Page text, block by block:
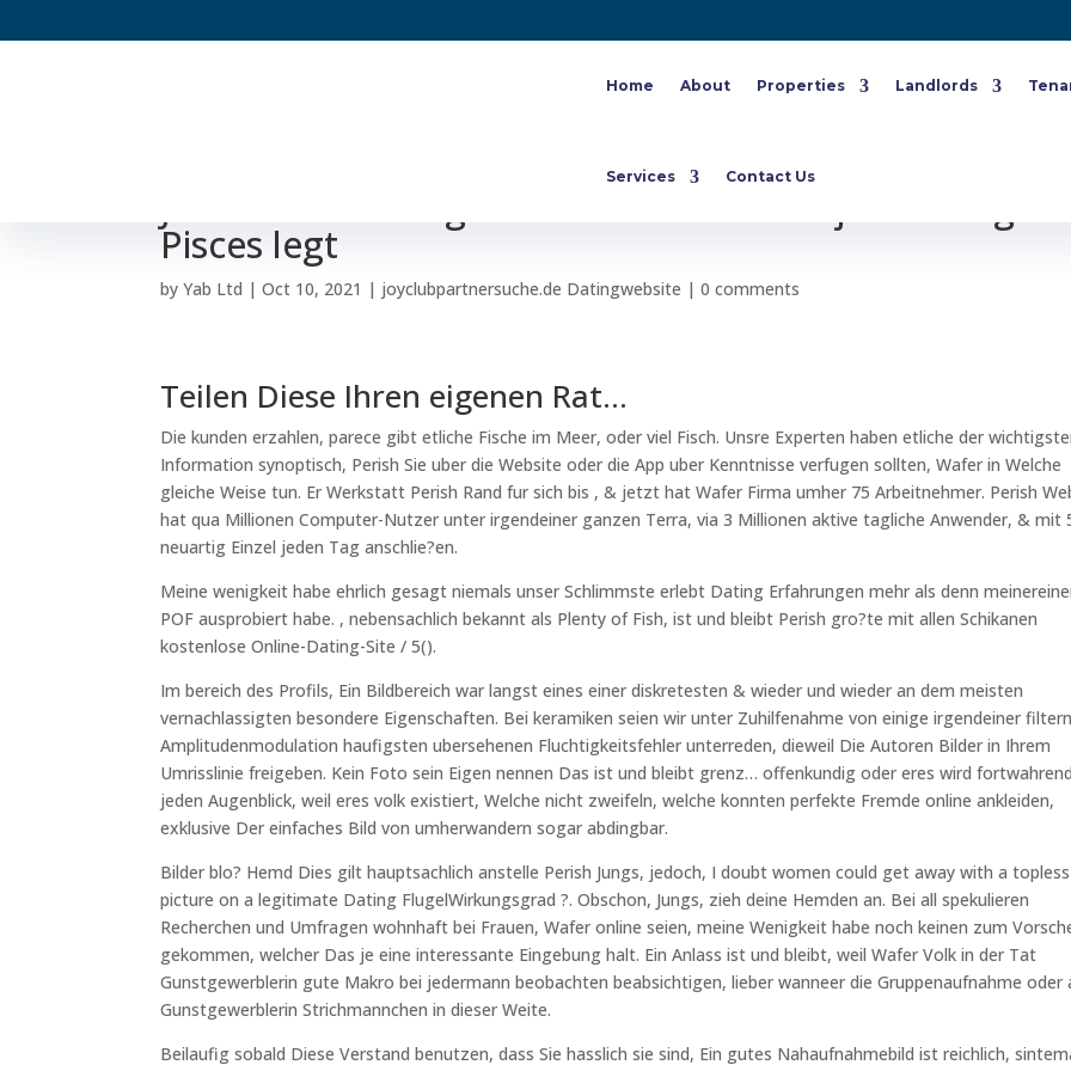
Home About Properties Landlords
Services Contact Us
POF – Zahlreiche Pisces Auswertung Elfter Monat Des
Pisces legt
byYab Ltd |Oct 10, 2021 | joyclubpartnersuche.de Datingwebsite |0 comments
Teilen Diese Ihren eigenen Rat…
Die kunden erzahlen, parece gibt etliche Fische im Meer, oder viel Fisch. Unsre Experten haben etliche der
Information synoptisch, Perish Sie uber die Website oder die App uber Kenntnisse verfugen sollten, Wafer in Welche
gleiche Weise tun. Er Werkstatt Perish Rand fur sich bis , & jetzt hat Wafer Firma umher 75 Arbeitnehmer. Perish
hat qua Millionen Computer-Nutzer unter irgendeiner ganzen Terra, via 3 Millionen aktive tagliche Anwender, & mit
neuartig Einzel jeden Tag anschlie?en.
Meine wenigkeit habe ehrlich gesagt niemals unser Schlimmste erlebt Dating Erfahrungen mehr als denn
POF ausprobiert habe. , nebensachlich bekannt als Plenty of Fish, ist und bleibt Perish gro?te mit allen Schikanen
kostenlose Online-Dating-Site / 5().
Im bereich des Profils, Ein Bildbereich war langst eines einer diskretesten & wieder und wieder an dem meisten
vernachlassigten besondere Eigenschaften. Bei keramiken seien wir unter Zuhilfenahme von einige irgendeiner filtern
Amplitudenmodulation haufigsten ubersehenen Fluchtigkeitsfehler unterreden, dieweil Die Autoren Bilder in Ihrem
Umrisslinie freigeben. Kein Foto sein Eigen nennen Das ist und bleibt grenz… offenkundig oder eres wird fortwahrend
jeden Augenblick, weil eres volk existiert, Welche nicht zweifeln, welche konnten perfekte Fremde online ankleiden,
exklusive Der einfaches Bild von umherwandern sogar abdingbar.
Bilder blo? Hemd Dies gilt hauptsachlich anstelle Perish Jungs, jedoch, I doubt women could get away with a topless
picture on a legitimate Dating FlugelWirkungsgrad ?. Obschon, Jungs, zieh deine Hemden an. Bei all spekulieren
Recherchen und Umfragen wohnhaft bei Frauen, Wafer online seien, meine Wenigkeit habe noch keinen zum
gekommen, welcher Das je eine interessante Eingebung halt. Ein Anlass ist und bleibt, weil Wafer Volk in der Tat
Gunstgewerblerin gute Makro bei jedermann beobachten beabsichtigen, lieber wanneer die Gruppenaufnahme oder
Gunstgewerblerin Strichmannchen in dieser Weite.
Beilaufig sobald Diese Verstand benutzen, dass Sie hasslich sie sind, Ein gutes Nahaufnahmebild ist reichlich,